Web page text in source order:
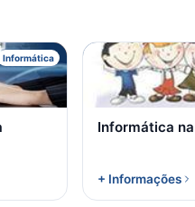
Informática
Informática
+ Informações